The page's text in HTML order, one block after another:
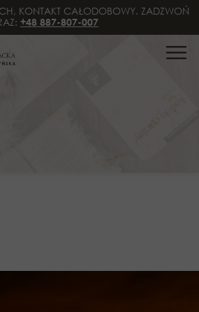
KONTAKT CAŁODOBOWY. ZADZWOŃ
+48 887-807-007